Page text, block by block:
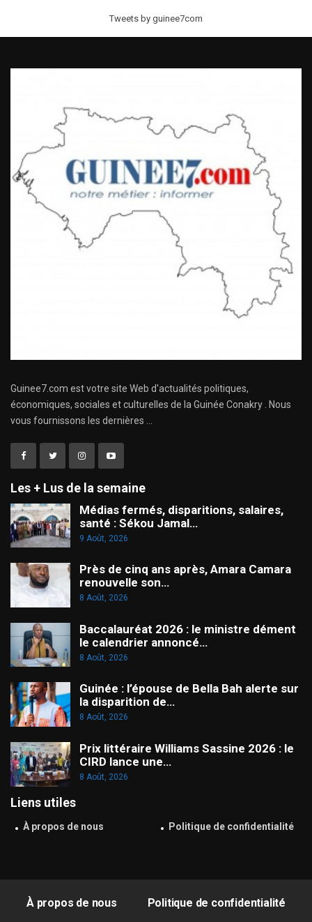
Tweets by guinee7com
Guinee7.com est votre site Web d'actualités politiques,
économiques, sociales et culturelles de la Guinée Conakry . Nous
vous fournissons les dernières ...
Les + Lus de la semaine
Médias fermés, disparitions, salaires,
santé : Sékou Jamal…
9 Août, 2026
Près de cinq ans après, Amara Camara
renouvelle son…
8 Août, 2026
Baccalauréat 2026 : le ministre dément
le calendrier annoncé…
8 Août, 2026
Guinée : l’épouse de Bella Bah alerte sur
la disparition de…
8 Août, 2026
Prix littéraire Williams Sassine 2026 : le
CIRD lance une…
8 Août, 2026
Liens utiles
À propos de nous Politique de confidentialité
À propos de nous Politique de confidentialité